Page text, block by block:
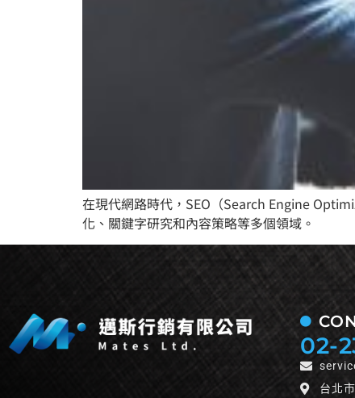
在現代網路時代，SEO（Search Engine
化、關鍵字研究和內容策略等多個領域。
02-
台北